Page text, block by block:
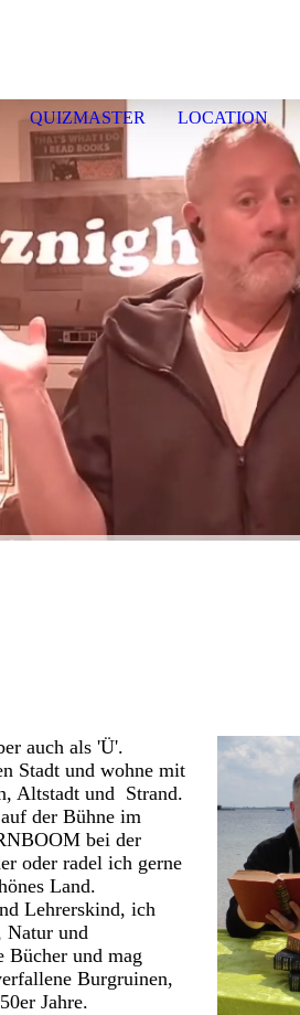
QUIZMASTER LOCATION
auch als 'Ü'.
Stadt und wohne mit
Altstadt und Strand.
der Bühne im
bei der
oder radel ich gerne
Land.
Lehrerskind, ich
Natur und
Bücher und mag
Burgruinen,
Jahre.